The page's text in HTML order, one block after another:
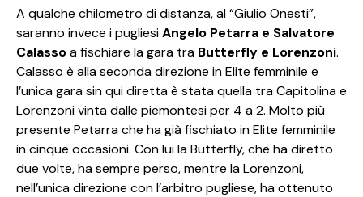
A qualche chilometro di distanza, al “Giulio Onesti”,
saranno invece i pugliesiAngelo Petarra e Salvatore
Calassoa fischiare la gara tra Butterfly e Lorenzoni.
Calasso è alla seconda direzione in Elite femminile e
l’unica gara sin qui diretta è stata quella tra Capitolina e
Lorenzoni vinta dalle piemontesi per 4 a 2. Molto più
presente Petarra che ha già fischiato in Elite femminile
in cinque occasioni. Con lui la Butterfly, che ha diretto
due volte, ha sempre perso, mentre la Lorenzoni,
nell’unica direzione con l’arbitro pugliese, ha ottenuto